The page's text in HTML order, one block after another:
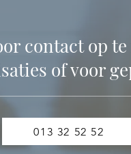
contact op
of voor
013 32 52 52